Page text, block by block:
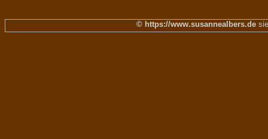
© https://www.susannealbers.de